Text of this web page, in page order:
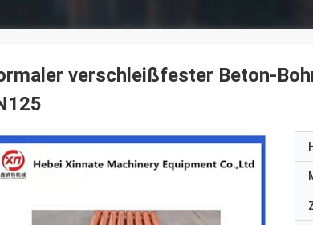
verschleißfester Beton-